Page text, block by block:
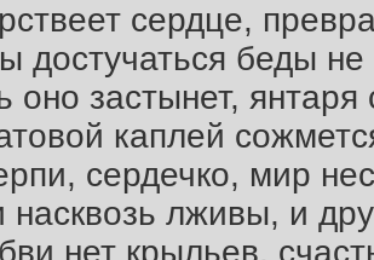
сердце,
достучаться беды не
оно застынет, янтаря
каплей
сердечко, мир
лживы, и